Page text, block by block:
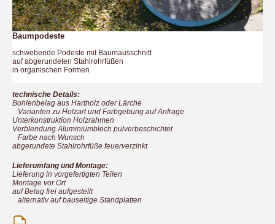
Baumpodeste
schwebende Podeste mit Baumausschnitt
auf abgerundeten Stahlrohrfüßen
in organischen Formen
technische Details:
Bohlenbelag aus Hartholz oder Lärche
Varianten zu Holzart und Farbgebung auf Anfrage
Unterkonstruktion Holzrahmen
Verblendung Aluminiumblech pulverbeschichtet
Farbe nach Wunsch
abgerundete Stahlrohrfüße feuerverzinkt
Lieferumfang und Montage:
Lieferung in vorgefertigten Teilen
Montage vor Ort
auf Belag frei aufgestellt
alternativ auf bauseitige Standplatten